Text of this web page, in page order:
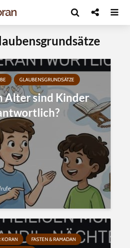
GLAUBENSGRUNDSÄTZE
Alter sind Kinder
KORAN
FASTEN & RAMADAN